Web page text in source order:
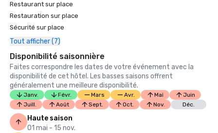
Restaurant sur place
Restauration sur place
Sécurité sur place
Tout afficher (7)
Disponibilité saisonnière
Faites correspondre les dates de votre événement avec la
disponibilité de cet hôtel. Les basses saisons offrent
généralement une meilleure disponibilité.
Janv. Févr. Mars Avr. Mai
Juin
Juill.
Août Sept. Oct. Nov. Déc.
Haute saison
01 mai - 15 nov.